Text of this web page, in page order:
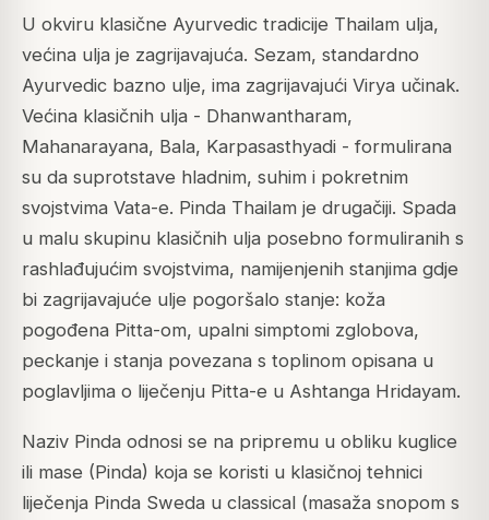
U okviru klasične Ayurvedic tradicije Thailam ulja,
većina ulja je zagrijavajuća. Sezam, standardno
Ayurvedic bazno ulje, ima zagrijavajući Virya učinak.
Većina klasičnih ulja - Dhanwantharam,
Mahanarayana, Bala, Karpasasthyadi - formulirana
su da suprotstave hladnim, suhim i pokretnim
svojstvima Vata-e. Pinda Thailam je drugačiji. Spada
u malu skupinu klasičnih ulja posebno formuliranih s
rashlađujućim svojstvima, namijenjenih stanjima gdje
bi zagrijavajuće ulje pogoršalo stanje: koža
pogođena Pitta-om, upalni simptomi zglobova,
peckanje i stanja povezana s toplinom opisana u
poglavljima o liječenju Pitta-e u Ashtanga Hridayam.
Naziv Pinda odnosi se na pripremu u obliku kuglice
ili mase (Pinda) koja se koristi u klasičnoj tehnici
liječenja Pinda Sweda u classical (masaža snopom s